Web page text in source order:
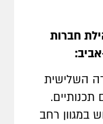
חברות
השלישית
במגוון רחב